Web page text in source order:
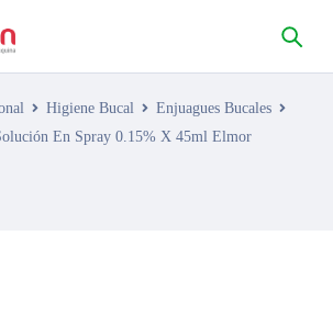
Higiene Bucal
Enjuagues Bucales
En Spray 0.15% X 45ml Elmor